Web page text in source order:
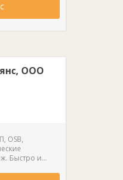
ООО
OSB,
Быстро и...